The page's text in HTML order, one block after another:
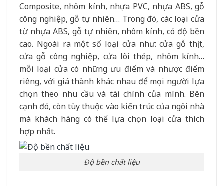
Composite, nhôm kính, nhựa PVC, nhựa ABS, gỗ
công nghiệp, gỗ tự nhiên… Trong đó, các loại cửa
từ nhựa ABS, gỗ tự nhiên, nhôm kính, có độ bền
cao. Ngoài ra một số loại cửa như: cửa gỗ thịt,
cửa gỗ công nghiệp, cửa lõi thép, nhôm kính…
mỗi loại cửa có những ưu điểm và nhược điểm
riêng, với giá thành khác nhau để mọi người lựa
chọn theo nhu cầu và tài chính của mình. Bên
cạnh đó, còn tùy thuộc vào kiến trúc của ngôi nhà
mà khách hàng có thể lựa chọn loại cửa thích
hợp nhất.
Độ bền chất liệu